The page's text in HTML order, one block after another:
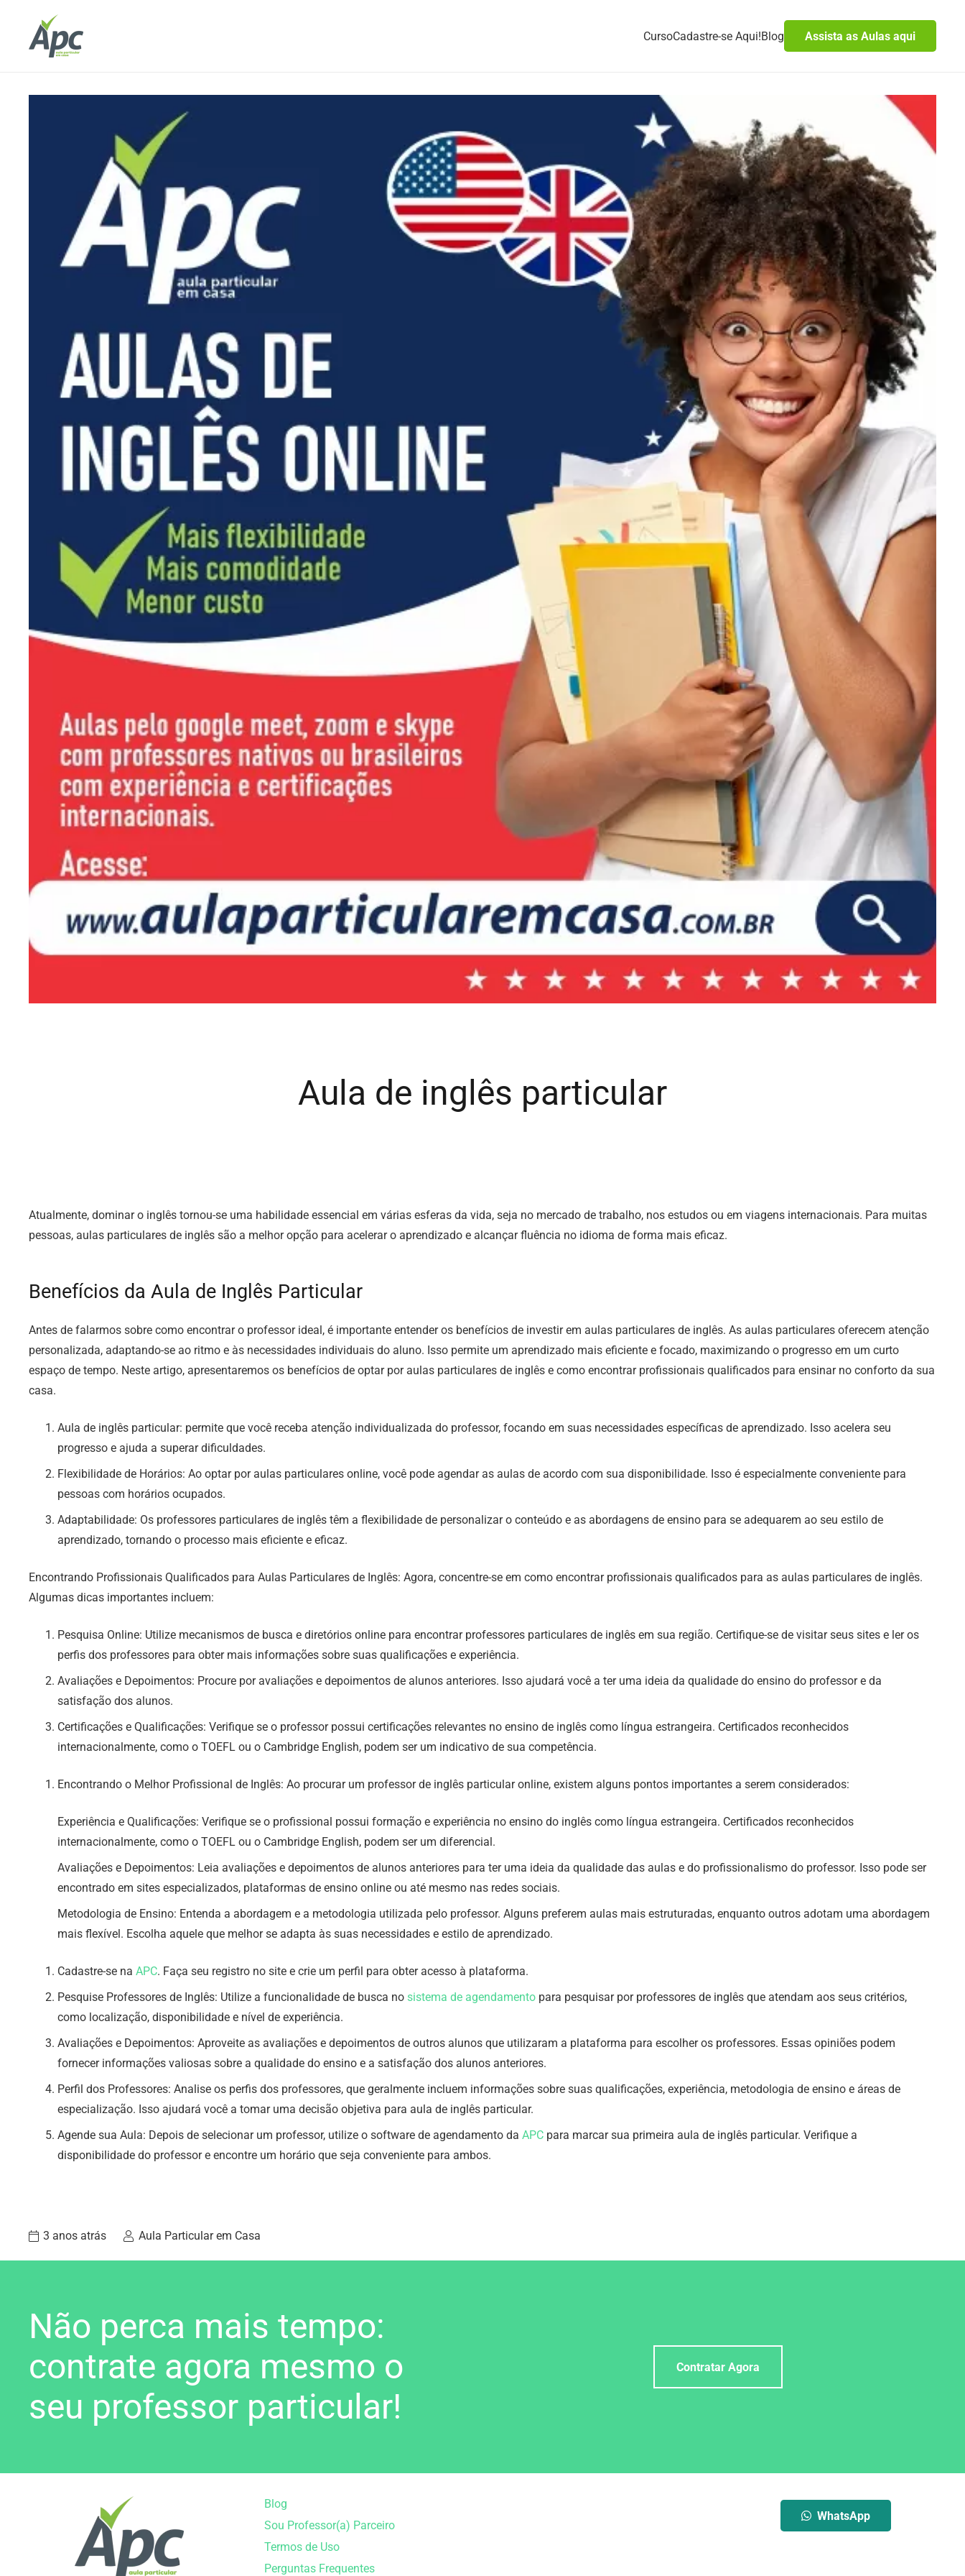
CursoCadastre-se Aqui!Blog Assista as Aulas aqui
Aula de inglês particular
Atualmente, dominar o inglês tornou-se uma habilidade essencial em várias esferas da vida, seja no mercado de trabalho, nos estudos ou em viagens internacionais. Para muitas
pessoas, aulas particulares de inglês são a melhor opção para acelerar o aprendizado e alcançar fluência no idioma de forma mais eficaz.
Benefícios da Aula de Inglês Particular
Antes de falarmos sobre como encontrar o professor ideal, é importante entender os benefícios de investir em aulas particulares de inglês. As aulas particulares oferecem atenção
personalizada, adaptando-se ao ritmo e às necessidades individuais do aluno. Isso permite um aprendizado mais eficiente e focado, maximizando o progresso em um curto
espaço de tempo. Neste artigo, apresentaremos os benefícios de optar por aulas particulares de inglês e como encontrar profissionais qualificados para ensinar no conforto da sua
casa.
Aula de inglês particular: permite que você receba atenção individualizada do professor, focando em suas necessidades específicas de aprendizado. Isso acelera seu
progresso e ajuda a superar dificuldades.
Flexibilidade de Horários: Ao optar por aulas particulares online, você pode agendar as aulas de acordo com sua disponibilidade. Isso é especialmente conveniente para
pessoas com horários ocupados.
Adaptabilidade: Os professores particulares de inglês têm a flexibilidade de personalizar o conteúdo e as abordagens de ensino para se adequarem ao seu estilo de
aprendizado, tornando o processo mais eficiente e eficaz.
Encontrando Profissionais Qualificados para Aulas Particulares de Inglês: Agora, concentre-se em como encontrar profissionais qualificados para as aulas particulares de inglês.
Algumas dicas importantes incluem:
Pesquisa Online: Utilize mecanismos de busca e diretórios online para encontrar professores particulares de inglês em sua região. Certifique-se de visitar seus sites e ler os
perfis dos professores para obter mais informações sobre suas qualificações e experiência.
Avaliações e Depoimentos: Procure por avaliações e depoimentos de alunos anteriores. Isso ajudará você a ter uma ideia da qualidade do ensino do professor e da
satisfação dos alunos.
Certificações e Qualificações: Verifique se o professor possui certificações relevantes no ensino de inglês como língua estrangeira. Certificados reconhecidos
internacionalmente, como o TOEFL ou o Cambridge English, podem ser um indicativo de sua competência.
Encontrando o Melhor Profissional de Inglês: Ao procurar um professor de inglês particular online, existem alguns pontos importantes a serem considerados:
Experiência e Qualificações: Verifique se o profissional possui formação e experiência no ensino do inglês como língua estrangeira. Certificados reconhecidos
internacionalmente, como o TOEFL ou o Cambridge English, podem ser um diferencial.
Avaliações e Depoimentos: Leia avaliações e depoimentos de alunos anteriores para ter uma ideia da qualidade das aulas e do profissionalismo do professor. Isso pode ser
encontrado em sites especializados, plataformas de ensino online ou até mesmo nas redes sociais.
Metodologia de Ensino: Entenda a abordagem e a metodologia utilizada pelo professor. Alguns preferem aulas mais estruturadas, enquanto outros adotam uma abordagem
mais flexível. Escolha aquele que melhor se adapta às suas necessidades e estilo de aprendizado.
Cadastre-se na APC. Faça seu registro no site e crie um perfil para obter acesso à plataforma.
Pesquise Professores de Inglês: Utilize a funcionalidade de busca no sistema de agendamento para pesquisar por professores de inglês que atendam aos seus critérios,
como localização, disponibilidade e nível de experiência.
Avaliações e Depoimentos: Aproveite as avaliações e depoimentos de outros alunos que utilizaram a plataforma para escolher os professores. Essas opiniões podem
fornecer informações valiosas sobre a qualidade do ensino e a satisfação dos alunos anteriores.
Perfil dos Professores: Analise os perfis dos professores, que geralmente incluem informações sobre suas qualificações, experiência, metodologia de ensino e áreas de
especialização. Isso ajudará você a tomar uma decisão objetiva para aula de inglês particular.
Agende sua Aula: Depois de selecionar um professor, utilize o software de agendamento da APC para marcar sua primeira aula de inglês particular. Verifique a
disponibilidade do professor e encontre um horário que seja conveniente para ambos.
3 anos atrás Aula Particular em Casa
Não perca mais tempo:
contrate agora mesmo o
seu professor particular!
Contratar Agora
Blog
Sou Professor(a) Parceiro
Termos de Uso
Perguntas Frequentes
WhatsApp